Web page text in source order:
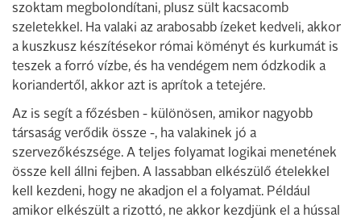
szoktam megbolondítani, plusz sült kacsacomb
szeletekkel. Ha valaki az arabosabb ízeket kedveli, akkor
a kuszkusz készítésekor római köményt és kurkumát is
teszek a forró vízbe, és ha vendégem nem ódzkodik a
koriandertől, akkor azt is aprítok a tetejére.
Az is segít a főzésben - különösen, amikor nagyobb
társaság verődik össze -, ha valakinek jó a
szervezőkészsége. A teljes folyamat logikai menetének
össze kell állni fejben. A lassabban elkészülő ételekkel
kell kezdeni, hogy ne akadjon el a folyamat. Például
amikor elkészült a rizottó, ne akkor kezdjünk el a hússal